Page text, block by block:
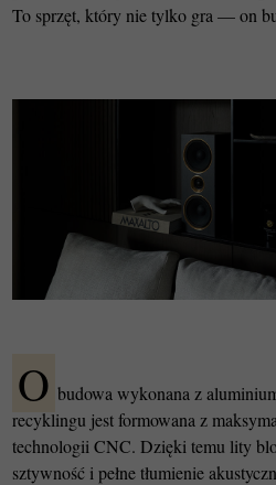
To sprzęt, który nie tylko gra — on
O budowa wykonana z
recyklingu jest formowana z
technologii CNC. Dzięki temu lity
sztywność i pełne tłumienie